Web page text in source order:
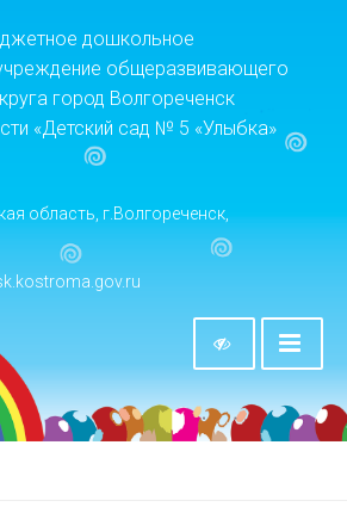
дошкольное
общеразвивающего
город Волгореченск
«Детский сад № 5 «Улыбка»
область, г.Волгореченск,